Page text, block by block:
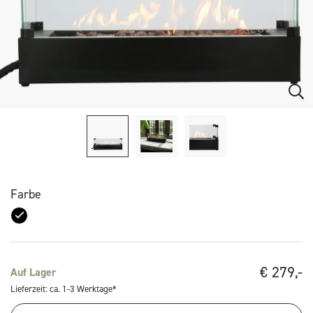
Farbe
€ 279,-
Auf Lager
Lieferzeit: ca. 1-3 Werktage*